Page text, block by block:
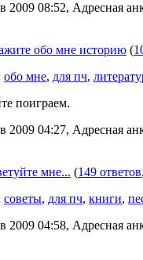
2009 08:52, Адресная
обо мне историю (
обо мне, для пч,
поиграем.
2009 04:27, Адресная
мне... (149 ответов
советы, для пч, книги,
2009 04:58, Адресная